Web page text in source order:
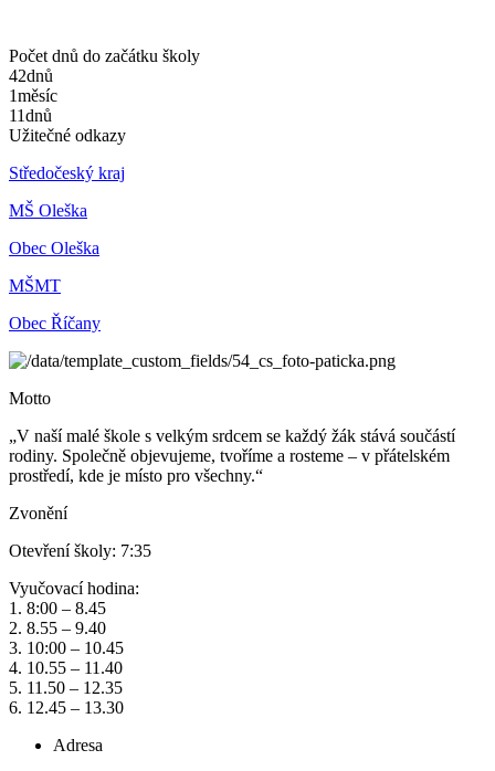
Počet dnů do začátku školy
42dnů
1měsíc
11dnů
Užitečné odkazy
Středočeský kraj
MŠ Oleška
Obec Oleška
MŠMT
Obec Říčany
Motto
„V naší malé škole s velkým srdcem se každý žák stává součástí
rodiny. Společně objevujeme, tvoříme a rosteme – v přátelském
prostředí, kde je místo pro všechny.“
Zvonění
Otevření školy: 7:35
Vyučovací hodina:
1. 8:00 – 8.45
2. 8.55 – 9.40
3. 10:00 – 10.45
4. 10.55 – 11.40
5. 11.50 – 12.35
6. 12.45 – 13.30
Adresa